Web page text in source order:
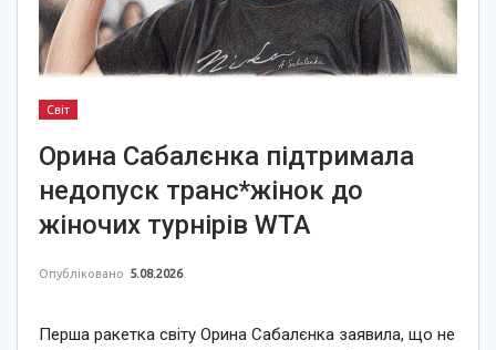
Світ
Орина Сабалєнка підтримала
недопуск транс*жінок до
жіночих турнірів WTA
Опубліковано 5.08.2026
Перша ракетка світу Орина Сабалєнка заявила, що не